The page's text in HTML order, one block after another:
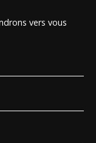
vers vous